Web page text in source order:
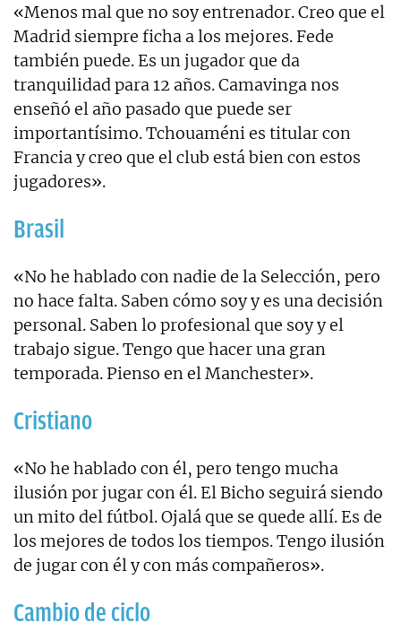
«Menos mal que no soy entrenador. Creo que el
Madrid siempre ficha a los mejores. Fede
también puede. Es un jugador que da
tranquilidad para 12 años. Camavinga nos
enseñó el año pasado que puede ser
importantísimo. Tchouaméni es titular con
Francia y creo que el club está bien con estos
jugadores».
Brasil
«No he hablado con nadie de la Selección, pero
no hace falta. Saben cómo soy y es una decisión
personal. Saben lo profesional que soy y el
trabajo sigue. Tengo que hacer una gran
temporada. Pienso en el Manchester».
Cristiano
«No he hablado con él, pero tengo mucha
ilusión por jugar con él. El Bicho seguirá siendo
un mito del fútbol. Ojalá que se quede allí. Es de
los mejores de todos los tiempos. Tengo ilusión
de jugar con él y con más compañeros».
Cambio de ciclo